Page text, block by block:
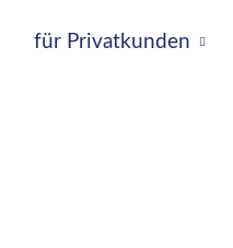
für Privatkunden